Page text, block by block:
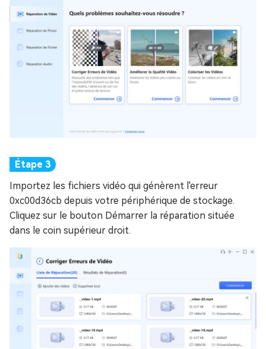
Importez les fichiers vidéo qui génèrent l'erreur
0xc00d36cb depuis votre périphérique de stockage.
Cliquez sur le bouton Démarrer la réparation située
dans le coin supérieur droit.